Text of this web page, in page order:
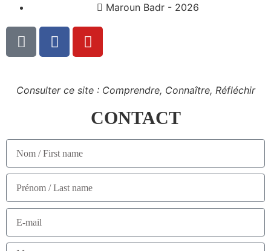
Maroun Badr - 2026
Consulter ce site : Comprendre, Connaître, Réfléchir
CONTACT